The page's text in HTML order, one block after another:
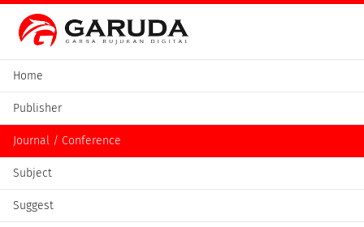
Home
Publisher
Journal / Conference
Subject
Suggest